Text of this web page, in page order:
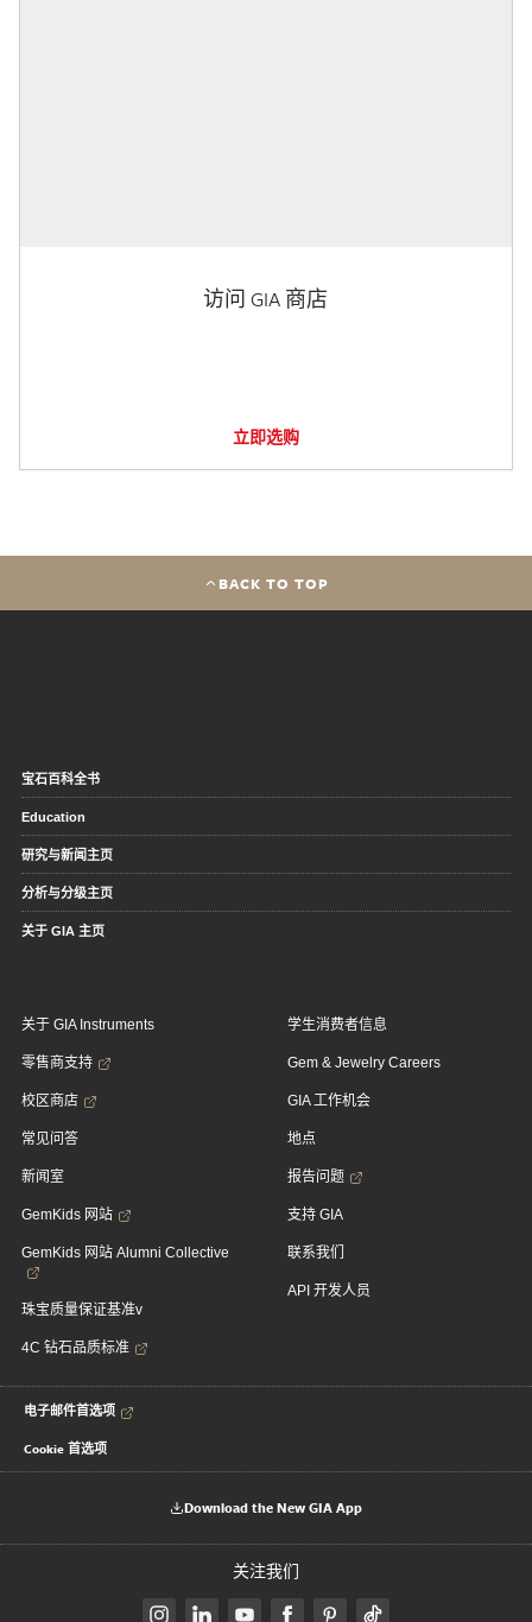
访问 GIA 商店
立即选购
BACK TO TOP
宝石百科全书
Education
研究与新闻主页
分析与分级主页
关于 GIA 主页
关于 GIA Instruments
零售商支持
校区商店
常见问答
新闻室
GemKids 网站
GemKids 网站 Alumni Collective
珠宝质量保证基准v
4C 钻石品质标准
学生消费者信息
Gem & Jewelry Careers
GIA 工作机会
地点
报告问题
支持 GIA
联系我们
API 开发人员
电子邮件首选项
Cookie 首选项
Download the New GIA App
关注我们